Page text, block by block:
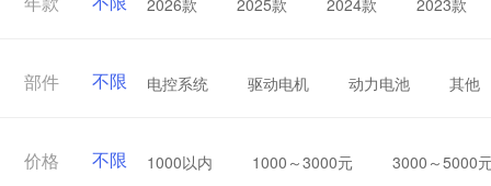
年款 2026款 2025款 2024款 2023款
部件 不限 电控系统 驱动电机 动力电池 其他
价格 不限 1000以内 1000～3000元 3000～5000